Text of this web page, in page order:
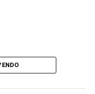
y de ahí al centro de